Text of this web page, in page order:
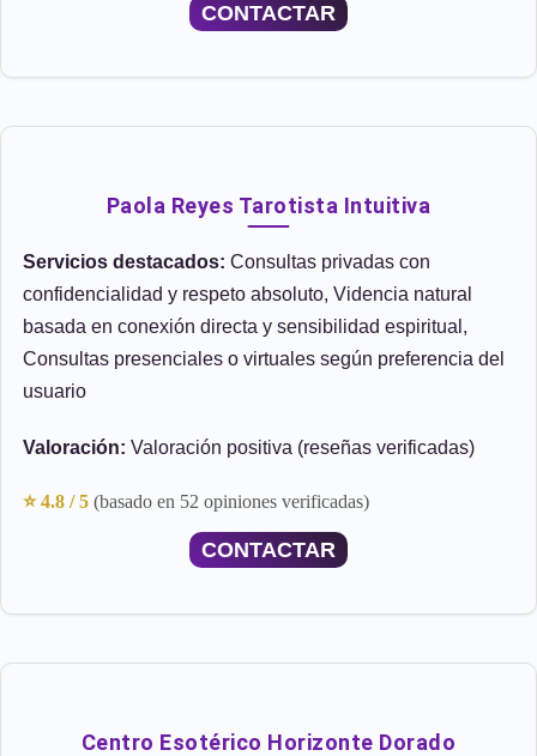
CONTACTAR
Paola Reyes Tarotista Intuitiva
Servicios destacados: Consultas privadas con
confidencialidad y respeto absoluto, Videncia natural
basada en conexión directa y sensibilidad espiritual,
Consultas presenciales o virtuales según preferencia del
usuario
Valoración: Valoración positiva (reseñas verificadas)
⭐ 4.8 / 5 (basado en 52 opiniones verificadas)
CONTACTAR
Centro Esotérico Horizonte Dorado